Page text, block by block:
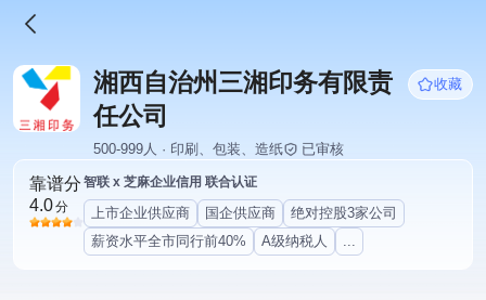
湘西自治州三湘印务有限责
任公司
收藏
500-999人 · 印刷、包装、造纸 已审核
靠谱分
4.0分
智联 x 芝麻企业信用 联合认证
上市企业供应商 国企供应商
绝对控股3家公司
薪资水平全市同行前40%
A级纳税人 ...